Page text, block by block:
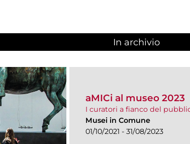
In archivio
aMICi al museo 2023
I curatori a fianco del
Musei in Comune
01/10/2021 - 31/08/2023